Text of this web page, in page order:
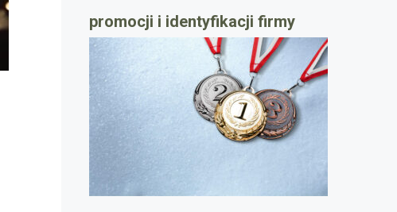
promocji i identyfikacji firmy